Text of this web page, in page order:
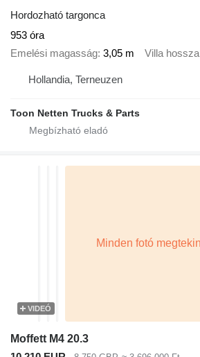
Hordozható targonca
953 óra
Emelési magasság 3,05 m Villa hossza
Hollandia, Terneuzen
Toon Netten Trucks & Parts
VIDEÓ
Moffett M4 20.3